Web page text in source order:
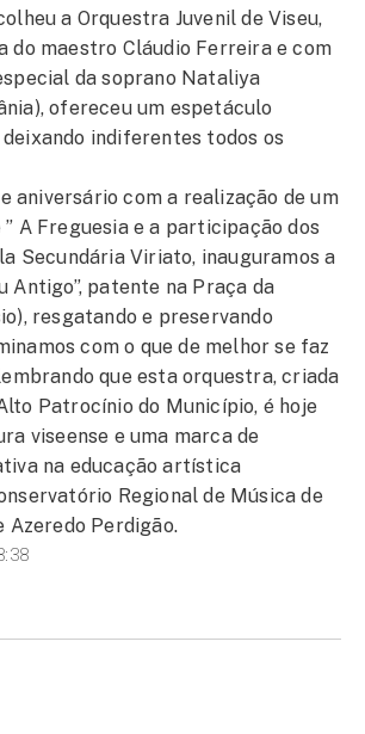
a Orquestra Juvenil de Viseu,
do maestro Cláudio Ferreira e com
da soprano Nataliya
ofereceu um espetáculo
indiferentes todos os
aniversário com a realização de um
A Freguesia e a participação dos
Secundária Viriato, inauguramos a
Antigo”, patente na Praça da
resgatando e preservando
com o que de melhor se faz
que esta orquestra, criada
Patrocínio do Município, é hoje
viseense e uma marca de
na educação artística
Regional de Música de
Azeredo Perdigão.